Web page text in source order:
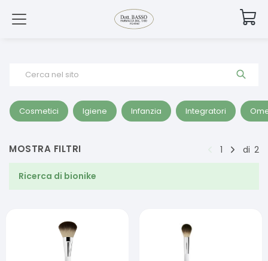
Cerca nel sito
Cosmetici Igiene Infanzia Integratori
MOSTRA FILTRI 1 di 2
Ricerca di bionike